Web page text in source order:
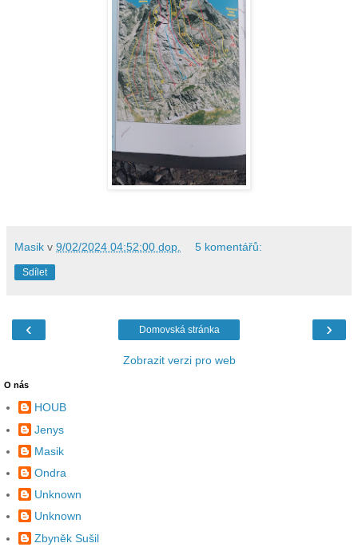
Masik v 9/02/2024 04:52:00 dop. 5 komentářů:
Sdílet
‹ ›
Domovská stránka
Zobrazit verzi pro web
O nás
HOUB
Jenys
Masik
Ondra
Unknown
Unknown
Zbyněk Sušil